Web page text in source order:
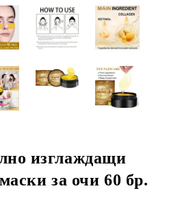
изглаждащи
за очи 60 бр.